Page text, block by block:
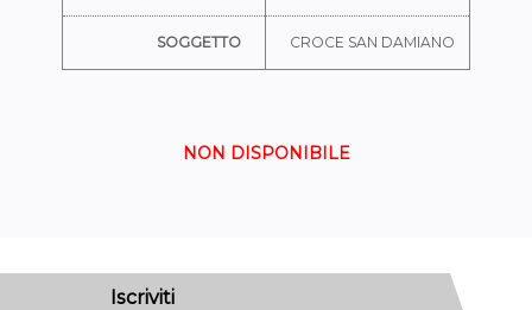
SOGGETTO CROCE SAN DAMIANO
NON DISPONIBILE
Iscriviti